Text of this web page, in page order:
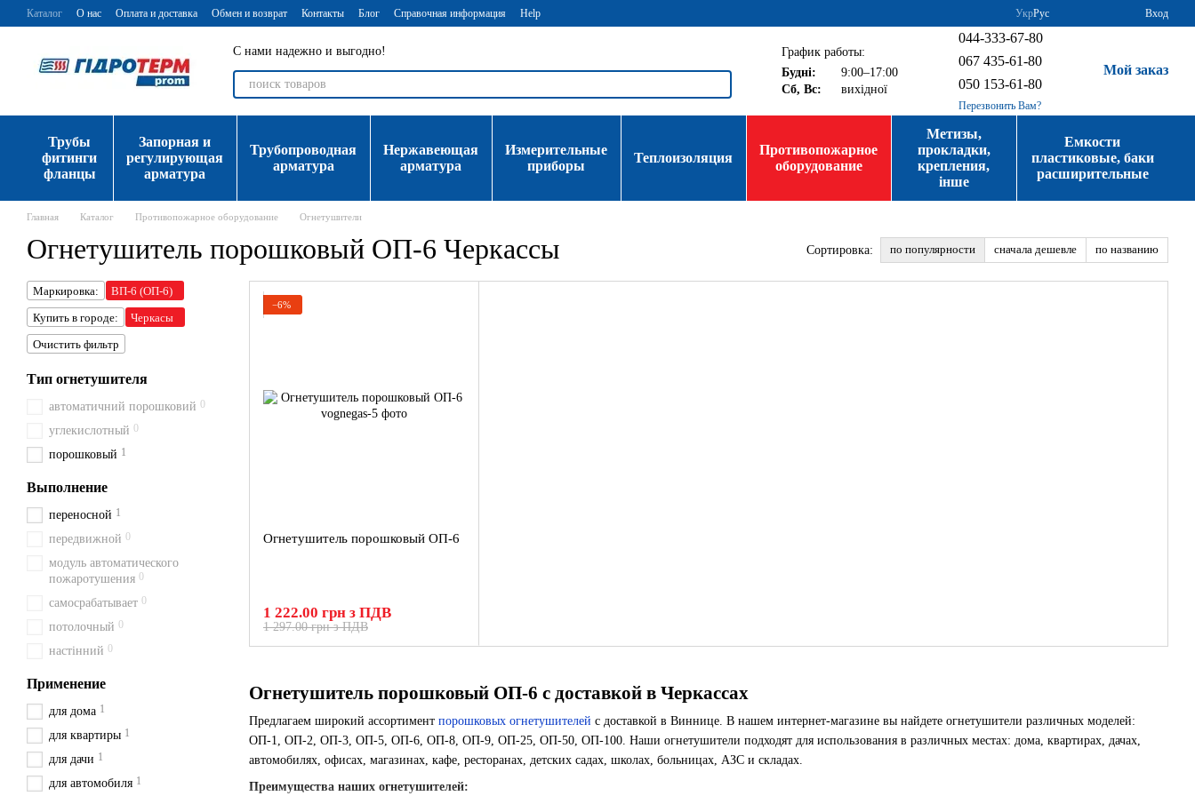
Перейти к основному контенту
Каталог О нас Оплата и доставка Обмен и возврат Контакты Блог Справочная информация Help УкрРус Вход
С нами надежно и выгодно!
График работы:
Будні:
9:00–17:00
Сб, Вс:
вихідної
044-333-67-80
067 435-61-80
050 153-61-80
Перезвонить Вам?
Мой заказ
Трубы
фитинги
фланцы
Запорная и
регулирующая
арматура
Трубопроводная
арматура
Нержавеющая
арматура
Измерительные
приборы
Теплоизоляция
Противопожарное
оборудование
Метизы,
прокладки,
крепления,
інше
Емкости
пластиковые, баки
расширительные
Главная Каталог Противопожарное оборудование Огнетушители
Огнетушитель порошковый ОП-6 Черкассы Сортировка: по популярности сначала дешевле по названию
Огнетушитель порошковый ОП-6 с доставкой в Черкассах
Предлагаем широкий ассортимент порошковых огнетушителей с доставкой в Виннице. В нашем интернет-магазине вы найдете огнетушители различных моделей:
ОП-1, ОП-2, ОП-3, ОП-5, ОП-6, ОП-8, ОП-9, ОП-25, ОП-50, ОП-100. Наши огнетушители подходят для использования в различных местах: дома, квартирах, дачах,
автомобилях, офисах, магазинах, кафе, ресторанах, детских садах, школах, больницах, АЗС и складах.
Преимущества наших огнетушителей:
−6%
Огнетушитель порошковый ОП-6
1 297.00 грн з ПДВ
1 222.00 грн з ПДВ
Маркировка:
ВП-6 (ОП-6)
Купить в городе:
Черкасы
Очистить фильтр
Тип огнетушителя
автоматичний порошковий 0
углекислотный 0
порошковый 1
Выполнение
переносной 1
передвижной 0
модуль автоматического
пожаротушения 0
самосрабатывает 0
потолочный 0
настінний 0
Применение
для дома 1
для квартиры 1
для дачи 1
для автомобиля 1